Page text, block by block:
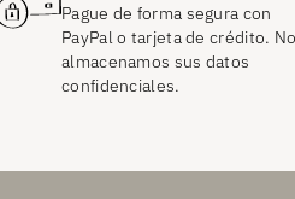
Pague de forma segura con
PayPal o tarjeta de crédito. No
almacenamos sus datos
confidenciales.